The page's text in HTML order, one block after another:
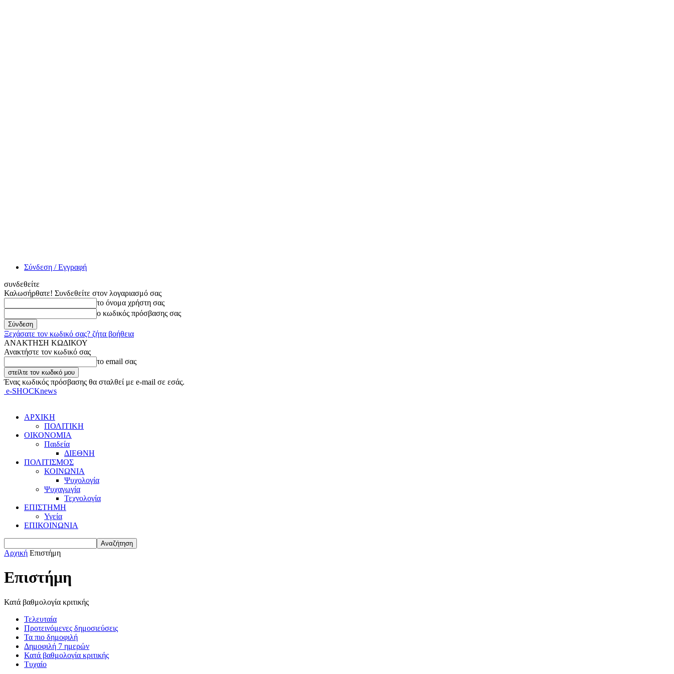
Σύνδεση / Εγγραφή
συνδεθείτε
Καλωσήρθατε! Συνδεθείτε στον λογαριασμό σας
το όνομα χρήστη σας
ο κωδικός πρόσβασης σας
Ξεχάσατε τον κωδικό σας? ζήτα βοήθεια
ΑΝΑΚΤΗΣΗ ΚΩΔΙΚΟΥ
Ανακτήστε τον κωδικό σας
το email σας
Ένας κωδικός πρόσβασης θα σταλθεί με e-mail σε εσάς.
e-SHOCKnews
ΑΡΧΙΚΗ
ΠΟΛΙΤΙΚΗ
ΟΙΚΟΝΟΜΙΑ
Παιδεία
ΔΙΕΘΝΗ
ΠΟΛΙΤΙΣΜΟΣ
ΚΟΙΝΩΝΙΑ
Ψυχολογία
Ψυχαγωγία
Τεχνολογία
ΕΠΙΣΤΗΜΗ
Υγεία
ΕΠΙΚΟΙΝΩΝΙΑ
Αρχική Επιστήμη
Επιστήμη
Κατά βαθμολογία κριτικής
Τελευταία
Προτεινόμενες δημοσιεύσεις
Τα πιο δημοφιλή
Δημοφιλή 7 ημερών
Κατά βαθμολογία κριτικής
Τυχαίο